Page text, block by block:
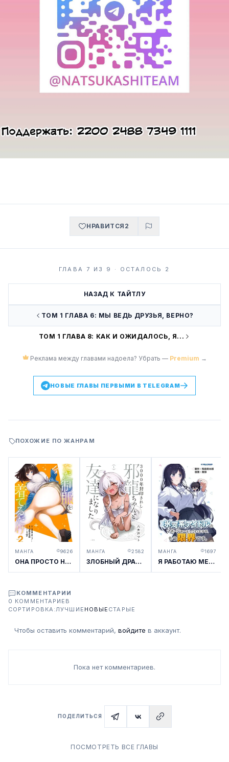
НРАВИТСЯ 2
ГЛАВА 7 ИЗ 9 · ОСТАЛОСЬ 2
НАЗАД К ТАЙТЛУ
ТОМ 1 ГЛАВА 6: МЫ ВЕДЬ ДРУЗЬЯ, ВЕРНО?
ТОМ 1 ГЛАВА 8: КАК И ОЖИДАЛОСЬ, Я...
Реклама между главами надоела? Убрать — Premium →
НОВЫЕ ГЛАВЫ ПЕРВЫМИ В TELEGRAM
ПОХОЖИЕ ПО ЖАНРАМ
МАНГА 9626
ОНА ПРОСТО НОСИТ УНИФОРМУ (СЕРИАЛИЗАЦИЯ)
МАНГА 2582
ЗЛОБНЫЙ ДРАКОН, ЗАПЕЧАТАННЫЙ НА 3000 ЛЕТ, СТАЛ МОИМ ДРУГОМ (ПЕРЕЗАПУСК)
МАНГА 1697
Я РАБОТАЮ МЕНЕДЖЕРОМ ХОЛОДНОГО АЙДОЛА И Я УЖЕ НА ПРЕДЕЛЕ
КОММЕНТАРИИ
0 КОММЕНТАРИЕВ
СОРТИРОВКА:ЛУЧШИЕ НОВЫЕ СТАРЫЕ
Чтобы оставить комментарий, войдите в аккаунт.
Пока нет комментариев.
ПОДЕЛИТЬСЯ
ПОСМОТРЕТЬ ВСЕ ГЛАВЫ